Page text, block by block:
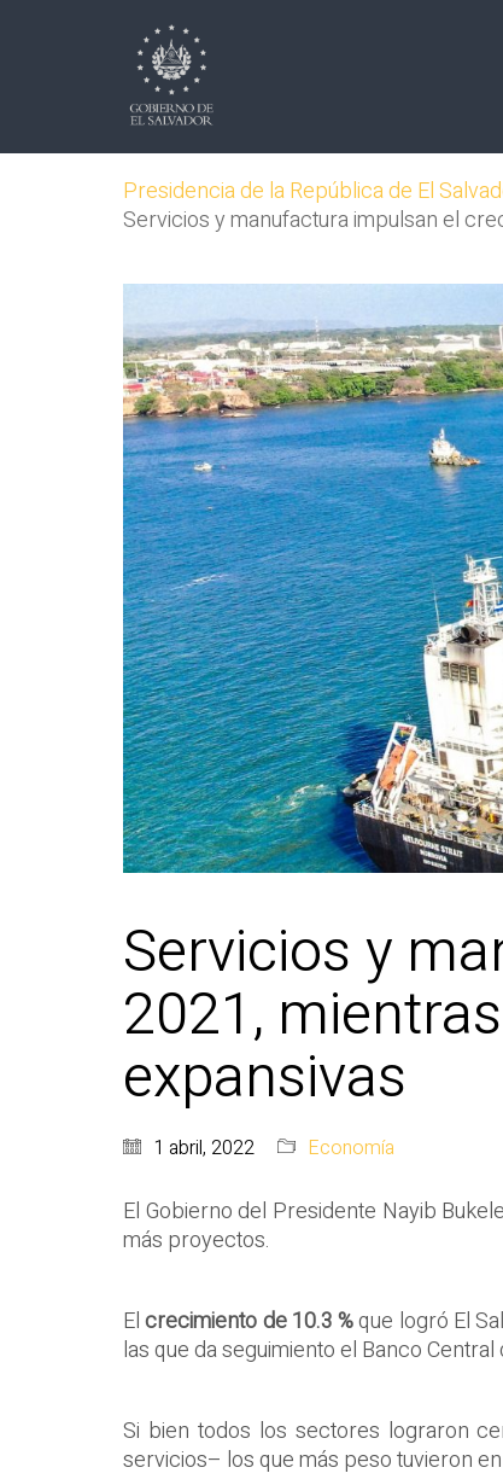
Presidencia de la República de El
Servicios y manufactura impulsan el
Servicios y
2021,
expansivas
1 abril, 2022 Economía
El Gobierno del Presidente Nayib
más proyectos.
Elcrecimiento de 10.3 %que logró El
las que da seguimiento el Banco Central
Si bien todos los sectores lograron
servicios– los que más peso tuvieron